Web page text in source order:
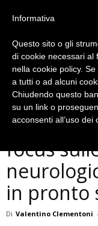
Cronaca
Ospedale
focus
in pronto
Di Valentino Clementoni -
Informativa
Questo sito o gli
di cookie necessari al
nella cookie policy.
a tutti o ad alcuni
Chiudendo questo
su un link o
acconsenti all’uso dei